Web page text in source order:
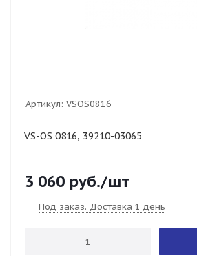
Артикул: VSOS0816
VS-OS 0816, 39210-03065
3 060 руб./шт
Под заказ. Доставка 1 день